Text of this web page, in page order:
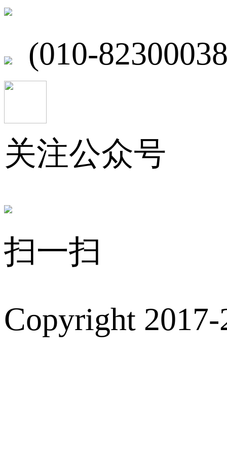
(010-
关注公众号
扫一扫
Copyright